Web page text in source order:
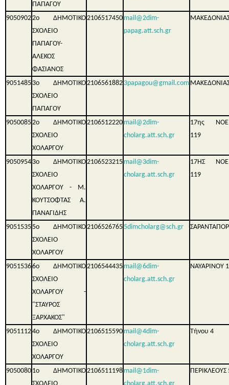
ΠΑΠΑΓΟΥ
90509022ο ΔΗΜΟΤΙΚΟ
ΣΧΟΛΕΙΟ
ΠΑΠΑΓΟΥ-
ΑΛΕΚΟΣ
ΦΑΣΙΑΝΟΣ
2106517450 mail@2dim-
papag.att.sch.gr
9051485 3ο ΔΗΜΟΤΙΚΟ
ΣΧΟΛΕΙΟ
ΠΑΠΑΓΟΥ
2106561882 3papagou@gmail.com
90500852ο ΔΗΜΟΤΙΚΟ
ΣΧΟΛΕΙΟ
ΧΟΛΑΡΓΟΥ
2106512220 mail@2dim-
cholarg.att.sch.gr
17ης
119
9050954 3ο ΔΗΜΟΤΙΚΟ
ΣΧΟΛΕΙΟ
ΧΟΛΑΡΓΟΥ - Μ.
ΚΟΥΤΣΟΦΤΑΣ Α.
ΠΑΝΑΓΙΔΗΣ
2106523215 mail@3dim-
cholarg.att.sch.gr
17ΗΣ
119
9051535 5ο ΔΗΜΟΤΙΚΟ
ΣΧΟΛΕΙΟ
ΧΟΛΑΡΓΟΥ
2106526765 5dimcholarg@sch.gr
90515366ο ΔΗΜΟΤΙΚΟ
ΣΧΟΛΕΙΟ
ΧΟΛΑΡΓΟΥ -
"ΣΤΑΥΡΟΣ
ΞΑΡΧΑΚΟΣ"
2106544435 mail@6dim-
cholarg.att.sch.gr
ΝΑΥΑΡΙΝΟΥ
90511124ο ΔΗΜΟΤΙΚΟ
ΣΧΟΛΕΙΟ
ΧΟΛΑΡΓΟΥ
2106515590 mail@4dim-
cholarg.att.sch.gr
Τήνου 4
9050080 1ο ΔΗΜΟΤΙΚΟ2106511198 mail@1dim-
ΠΕΡΙΚΛΕΟΥΣ